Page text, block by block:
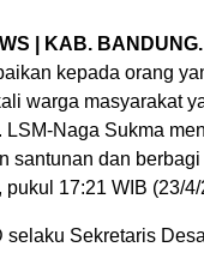
| KAB. BANDUNG.
kepada orang
warga masyarakat
LSM-Naga Sukma
santunan dan
pukul 17:21 WIB (23/
selaku Sekretaris